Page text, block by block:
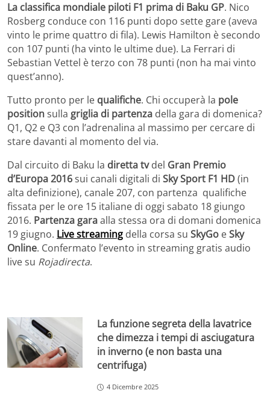
La classifica mondiale piloti F1 prima di Baku GP. Nico
Rosberg conduce con 116 punti dopo sette gare (aveva
vinto le prime quattro di fila). Lewis Hamilton è secondo
con 107 punti (ha vinto le ultime due). La Ferrari di
Sebastian Vettel è terzo con 78 punti (non ha mai vinto
quest’anno).
Tutto pronto per le qualifiche. Chi occuperà la pole
positionsulla griglia di partenza della gara di domenica?
Q1, Q2 e Q3 con l’adrenalina al massimo per cercare di
stare davanti al momento del via.
Dal circuito di Baku la diretta tvdel Gran Premio
d’Europa 2016sui canali digitali di Sky Sport F1 HD(in
alta definizione), canale 207, con partenza qualifiche
fissata per le ore 15 italiane di oggi sabato 18 giungo
2016. Partenza garaalla stessa ora di domani domenica
19 giugno. Live streaming della corsa su SkyGo eSky
Online. Confermato l’evento in streaming gratis audio
live su Rojadirecta.
La funzione segreta della lavatrice
che dimezza i tempi di asciugatura
in inverno (e non basta una
centrifuga)
4 Dicembre 2025